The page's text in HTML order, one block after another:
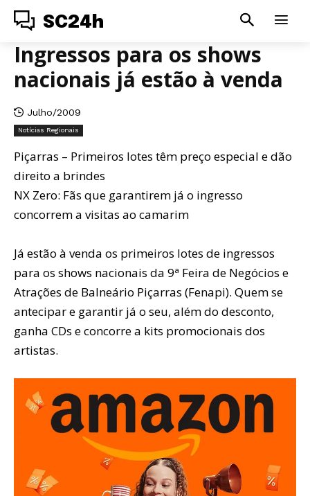
SC24h
Ingressos para os shows
nacionais já estão à venda
Julho/2009
Notícias Regionais
Piçarras – Primeiros lotes têm preço especial e dão
direito a brindes
NX Zero: Fãs que garantirem já o ingresso
concorrem a visitas ao camarim
Já estão à venda os primeiros lotes de ingressos
para os shows nacionais da 9ª Feira de Negócios e
Atrações de Balneário Piçarras (Fenapi). Quem se
antecipar e garantir já o seu, além do desconto,
ganha CDs e concorre a kits promocionais dos
artistas.